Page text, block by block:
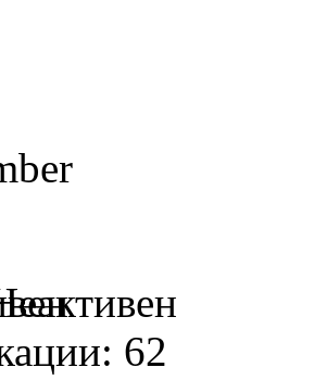
62